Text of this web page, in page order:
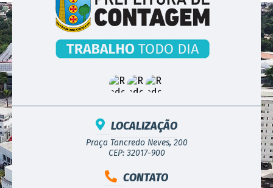
LOCALIZAÇÃO
Praça Tancredo Neves, 200
CEP: 32017-900
CONTATO